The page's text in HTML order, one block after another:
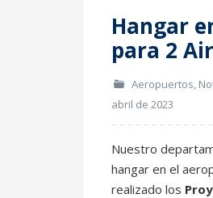
Hangar
para 2
Aeropuertos,
abril de 2023
Nuestro
hangar en el
realizado los